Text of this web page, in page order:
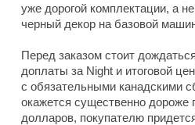
уже дорогой комплектации, а
черный декор на базовой
Перед заказом стоит
доплаты за Night и итоговой
с обязательными канадскими
окажется существенно дороже
долларов, покупателю